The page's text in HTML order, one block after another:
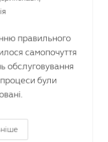
правильного
самопочуття
обслуговування
були